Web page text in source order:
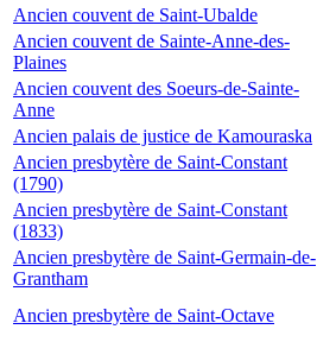
Ancien couvent de Saint-Ubalde
Ancien couvent de Sainte-Anne-des-
Plaines
Ancien couvent des Soeurs-de-Sainte-
Anne
Ancien palais de justice de Kamouraska
Ancien presbytère de Saint-Constant
(1790)
Ancien presbytère de Saint-Constant
(1833)
Ancien presbytère de Saint-Germain-de-
Grantham
Ancien presbytère de Saint-Octave